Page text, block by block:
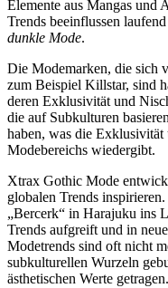
Elemente aus Mangas und
Trends beeinflussen
dunkle Mode.
Die Modemarken, die sich
zum Beispiel Killstar, sind
deren Exklusivität und
die auf Subkulturen
haben, was die Exklusivität
Modebereichs wiedergibt.
Xtrax Gothic Mode
globalen Trends
„Bercerk“ in Harajuku ins
Trends aufgreift und in
Modetrends sind oft nicht
subkulturellen Wurzeln
ästhetischen Werte getragen.